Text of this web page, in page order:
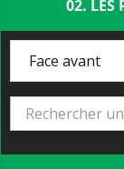
02. LES
Face avant